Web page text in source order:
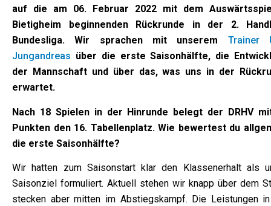
auf die am 06. Februar 2022 mit dem
Bietigheim beginnenden Rückrunde in der 2.
Bundesliga. Wir sprachen mit unserem Trainer
Jungandreas über die erste Saisonhälfte, die
der Mannschaft und über das, was uns in der
erwartet.
Nach 18 Spielen in der Hinrunde belegt der DRHV
Punkten den 16. Tabellenplatz. Wie bewertest du
die erste Saisonhälfte?
Wir hatten zum Saisonstart klar den Klassenerhalt als
Saisonziel formuliert. Aktuell stehen wir knapp über dem
stecken aber mitten im Abstiegskampf. Die Leistungen